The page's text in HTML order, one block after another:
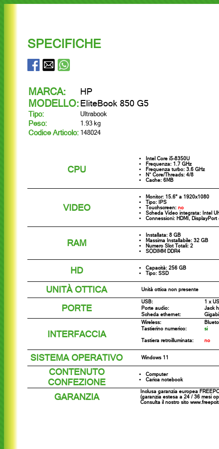
SPECIFICHE
MARCA: HP
MODELLO:EliteBook 850 G5
Tipo: Ultrabook
Peso: 1.93 kg
Codice Articolo: 148024
CPU
Intel Core i5-8350U
Frequenza: 1.7 GHz
Frequenza turbo: 3.6 GHz
N° Core/Threads: 4/8
Cache: 6MB
VIDEO
Monitor: 15.6" a 1920x1080
Tipo: IPS
Touchscreen:no
Scheda Video integrata: Intel
Connessioni: HDMI, DisplayPort
RAM
Installata: 8 GB
Massima Installabile: 32 GB
Numero Slot Totali: 2
SODIMM DDR4
HD
Capacità: 256 GB
Tipo: SSD
UNITÀ OTTICA Unità ottica non presente
PORTE
USB:
1 x
Porte audio:
Jack
Scheda ethernet:
INTERFACCIA
Wireless:
Tastierino numerico:
si
Tastiera retroilluminata: no
SISTEMA OPERATIVO Windows 11
CONTENUTO
CONFEZIONE
Computer
Carica notebook
GARANZIA
Inclusa garanzia europea
(garanzia estesa a 24 / 36 mesi
Consulta il nostro sito